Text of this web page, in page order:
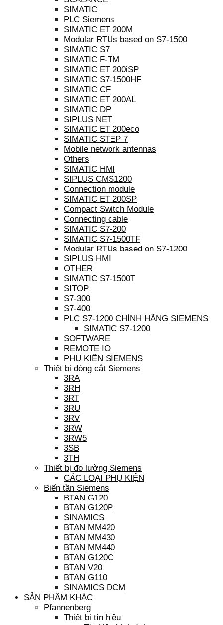
SIMATIC
PLC Siemens
SIMATIC ET 200M
Modular RTUs based on S7-1500
SIMATIC S7
SIMATIC F-TM
SIMATIC ET 200iSP
SIMATIC S7-1500HF
SIMATIC CF
SIMATIC ET 200AL
SIMATIC DP
SIPLUS NET
SIMATIC ET 200eco
SIMATIC STEP 7
Mobile network antennas
Others
SIMATIC HMI
SIPLUS CMS1200
Connection module
SIMATIC ET 200SP
Compact Switch Module
Connecting cable
SIMATIC S7-200
SIMATIC S7-1500TF
Modular RTUs based on S7-1200
SIPLUS HMI
OTHER
SIMATIC S7-1500T
SITOP
S7-300
S7-400
PLC S7-1200 CHÍNH HÃNG SIEMENS
SIMATIC S7-1200
SOFTWARE
REMOTE IO
PHỤ KIỆN SIEMENS
Thiết bị đóng cắt Siemens
3RA
3RH
3RT
3RU
3RV
3RW
3RW5
3SB
3TH
Thiết bị đo lường Siemens
CÁC LOẠI PHỤ KIỆN
Biến tần Siemens
BTAN G120
BTAN G120P
SINAMICS
BTAN MM420
BTAN MM430
BTAN MM440
BTAN G120C
BTAN V20
BTAN G110
SINAMICS DCM
SẢN PHẨM KHÁC
Pfannenberg
Thiết bị tín hiệu